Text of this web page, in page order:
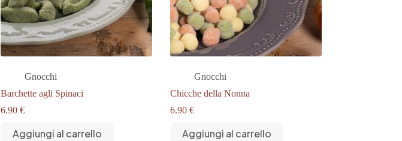
Gnocchi
Barchette agli Spinaci
6.90 €
Aggiungi al carrello
Gnocchi
Chicche della Nonna
6.90 €
Aggiungi al carrello